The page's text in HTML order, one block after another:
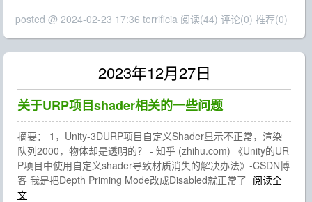
posted @ 2024-02-23 17:36 terrificia 阅读(44) 评论(0) 推荐(0)
2023年12月27日
关于URP项目shader相关的一些问题
摘要： 1，Unity-3DURP项目自定义Shader显示不正常，渲染
队列2000，物体却是透明的？ - 知乎 (zhihu.com) 《Unity的UR
P项目中使用自定义shader导致材质消失的解决办法》-CSDN博
客 我是把Depth Priming Mode改成Disabled就正常了 阅读全
文